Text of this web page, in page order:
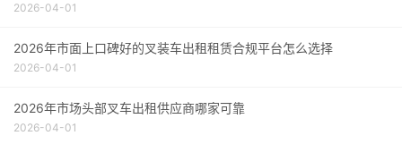
2026-04-01
2026年市面上口碑好的叉装车出租租赁合规平台怎么选择
2026-04-01
2026年市场头部叉车出租供应商哪家可靠
2026-04-01